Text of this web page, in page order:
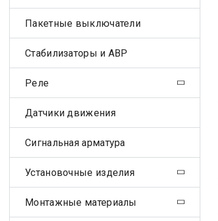
Пакетные выключатели
Стабилизаторы и АВР
Реле
Датчики движения
Сигнальная арматура
Установочные изделия
Монтажные материалы